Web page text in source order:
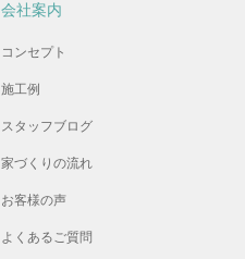
会社案内
コンセプト
施工例
スタッフブログ
家づくりの流れ
お客様の声
よくあるご質問